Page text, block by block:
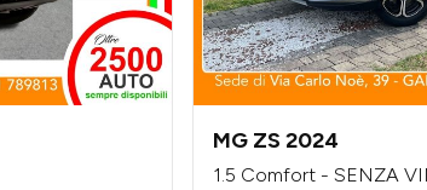
MG ZS 2024
1.5 Comfort - SENZA VINCOLI DI FINANZIAMENT